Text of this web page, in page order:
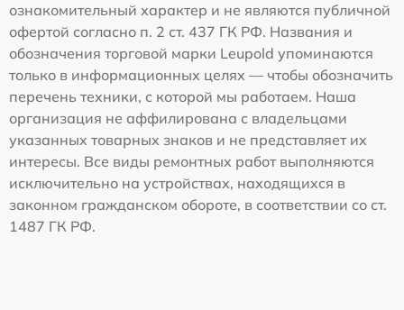
ознакомительный характер и не являются публичной
офертой согласно п. 2 ст. 437 ГК РФ. Названия и
обозначения торговой марки Leupold упоминаются
только в информационных целях — чтобы обозначить
перечень техники, с которой мы работаем. Наша
организация не аффилирована с владельцами
указанных товарных знаков и не представляет их
интересы. Все виды ремонтных работ выполняются
исключительно на устройствах, находящихся в
законном гражданском обороте, в соответствии со ст.
1487 ГК РФ.